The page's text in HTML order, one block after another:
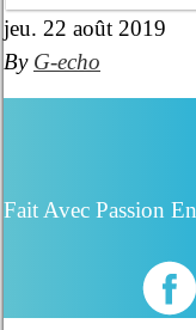
jeu. 22 août 2019
By G-echo
Fait Avec Passion